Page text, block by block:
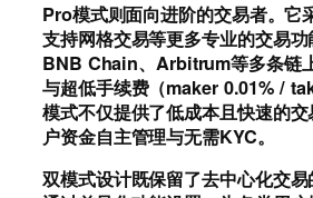
Pro模式则面向进阶的交易者。它
支持网格交易等更多专业的交易
BNB Chain、Arbitrum等多条链
与超低手续费（maker 0.01% /
模式不仅提供了低成本且快速的
户资金自主管理与无需KYC。
双模式设计既保留了去中心化交